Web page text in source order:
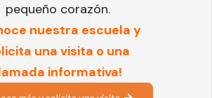
pequeño corazón.
nuestra escuela y
una visita o una
informativa!